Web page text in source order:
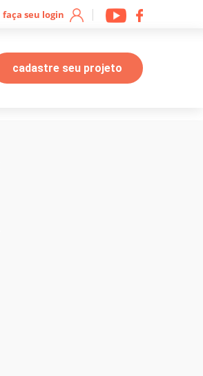
faça seu login |
cadastre seu projeto